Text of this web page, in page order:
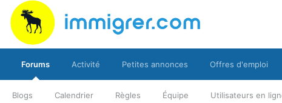
Forums
Blogs Calendrier Règles Équipe Utilisateurs en
Activité Petites annonces Offres d'emploi